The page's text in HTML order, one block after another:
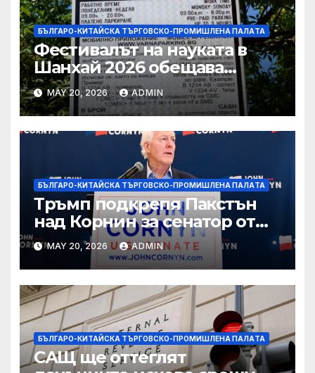
БЪЛГАРО-КИТАЙСКА ТЪРГОВСКО-ПРОМИШЛЕНА ПАЛAТА
Фестивалът на науката в
Шанхай 2026 обещава
вълнуващи научно-
технологични иновации
MAY 20, 2026 ADMIN
БЪЛГАРО-КИТАЙСКА ТЪРГОВСКО-ПРОМИШЛЕНА ПАЛAТА
Тръмп подкрепя Пакстън
над Корнин за сенатор от
Тексас в шокираща
подкрепа
MAY 20, 2026 ADMIN
БЪЛГАРО-КИТАЙСКА ТЪРГОВСКО-ПРОМИШЛЕНА ПАЛAТА
САЩ ще оттеглят